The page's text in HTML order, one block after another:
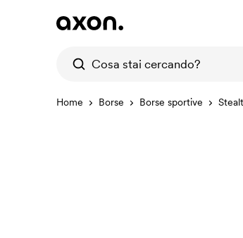
Home Borse Borse sportive